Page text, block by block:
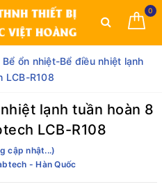
0
Bể ổn nhiệt-Bể điều nhiệt lạnh
LCB-R108
lạnh tuần hoàn 8
LCB-R108
cập nhật...)
- Hàn Quốc